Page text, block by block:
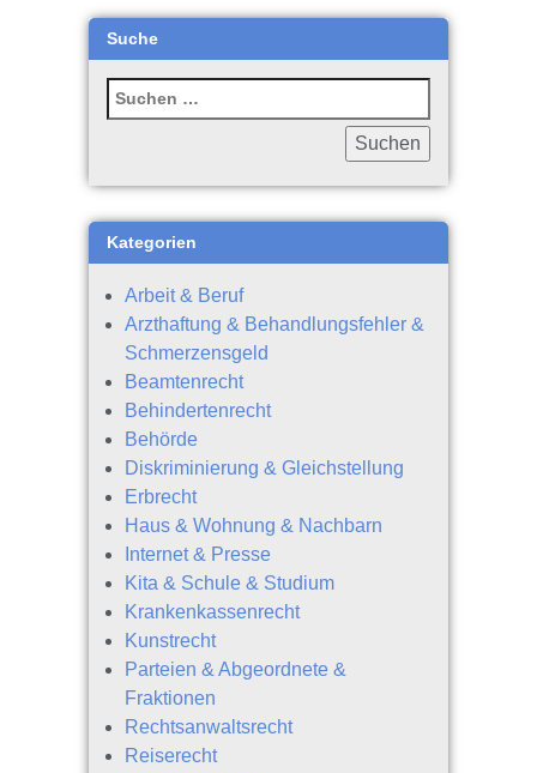
Suche
Kategorien
Arbeit & Beruf
Arzthaftung & Behandlungsfehler &
Schmerzensgeld
Beamtenrecht
Behindertenrecht
Behörde
Diskriminierung & Gleichstellung
Erbrecht
Haus & Wohnung & Nachbarn
Internet & Presse
Kita & Schule & Studium
Krankenkassenrecht
Kunstrecht
Parteien & Abgeordnete &
Fraktionen
Rechtsanwaltsrecht
Reiserecht